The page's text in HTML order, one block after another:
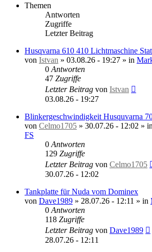
Themen
Antworten
Zugriffe
Letzter Beitrag
Husqvarna 610 410 Lichtmaschine
von Istvan » 03.08.26 - 19:27 » in
0 Antworten
47 Zugriffe
Letzter Beitrag von Istvan
03.08.26 - 19:27
Blinkergeschwindigkeit Husquvarna
von Celmo1705 » 30.07.26 - 12:02 » in
FS
0 Antworten
129 Zugriffe
Letzter Beitrag von Celmo1705
30.07.26 - 12:02
Tankplatte für Nuda vom Dominex
von Dave1989 » 28.07.26 - 12:11 » in
0 Antworten
118 Zugriffe
Letzter Beitrag von Dave1989
28.07.26 - 12:11